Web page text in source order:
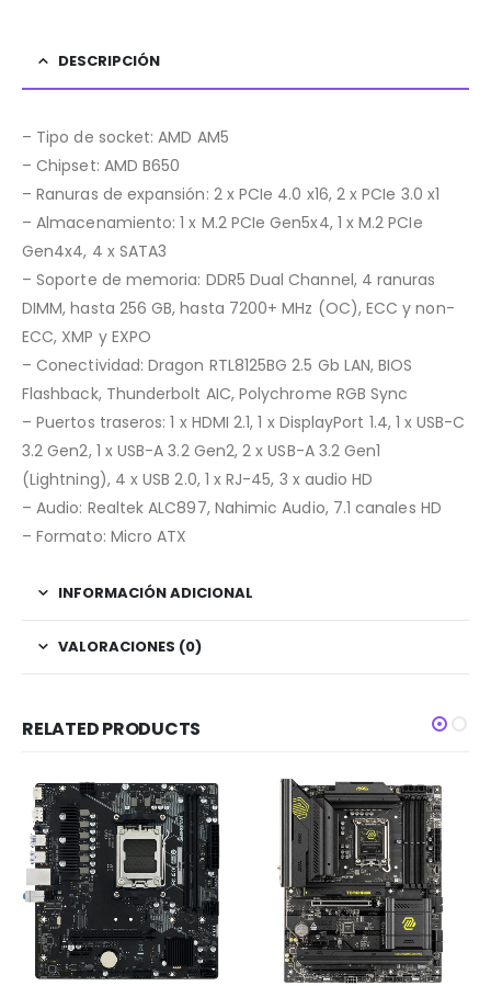
DESCRIPCIÓN
– Tipo de socket: AMD AM5
– Chipset: AMD B650
– Ranuras de expansión: 2 x PCIe 4.0 x16, 2 x PCIe 3.0 x1
– Almacenamiento: 1 x M.2 PCIe Gen5x4, 1 x M.2 PCIe
Gen4x4, 4 x SATA3
– Soporte de memoria: DDR5 Dual Channel, 4 ranuras
DIMM, hasta 256 GB, hasta 7200+ MHz (OC), ECC y non-
ECC, XMP y EXPO
– Conectividad: Dragon RTL8125BG 2.5 Gb LAN, BIOS
Flashback, Thunderbolt AIC, Polychrome RGB Sync
– Puertos traseros: 1 x HDMI 2.1, 1 x DisplayPort 1.4, 1 x USB-C
3.2 Gen2, 1 x USB-A 3.2 Gen2, 2 x USB-A 3.2 Gen1
(Lightning), 4 x USB 2.0, 1 x RJ-45, 3 x audio HD
– Audio: Realtek ALC897, Nahimic Audio, 7.1 canales HD
– Formato: Micro ATX
INFORMACIÓN ADICIONAL
VALORACIONES (0)
RELATED PRODUCTS